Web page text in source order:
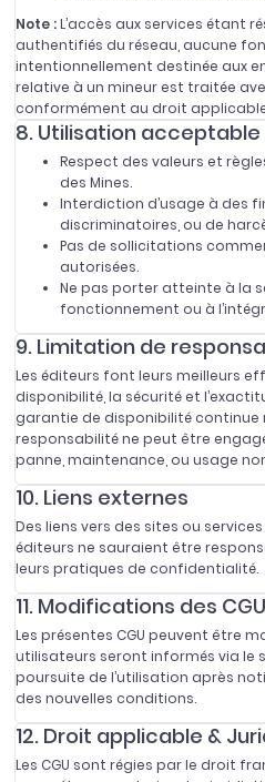
Note :L’accès aux services étant
authentifiés du réseau, aucune
intentionnellement destinée aux
relative à un mineur est traitée
conformément au droit
8. Utilisation acceptable
Respect des valeurs et
des Mines.
Interdiction d’usage à des
discriminatoires, ou de
Pas de sollicitations
autorisées.
Ne pas porter atteinte à la
fonctionnement ou à
9. Limitation de
Les éditeurs font leurs meilleurs
disponibilité, la sécurité et
garantie de disponibilité continue
responsabilité ne peut être
panne, maintenance, ou usage
10. Liens externes
Des liens vers des sites ou
éditeurs ne sauraient être
leurs pratiques de confidentialité.
11. Modifications des CGU
Les présentes CGU peuvent être
utilisateurs seront informés via le
poursuite de l’utilisation après
des nouvelles conditions.
12. Droit applicable &
Les CGU sont régies par le droit